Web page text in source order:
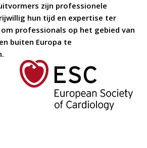
zijn professionele
hun tijd en expertise ter
professionals op het gebied van
buiten Europa te